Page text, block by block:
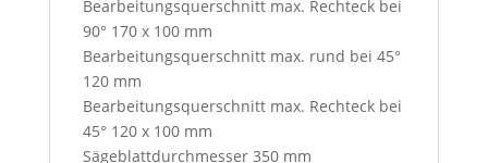
h
i
s
b
u
t
Bearbeitungsquerschnitt max. Rechteck bei
90° 170 x 100 mm
Bearbeitungsquerschnitt max. rund bei 45°
120 mm
Bearbeitungsquerschnitt max. Rechteck bei
45° 120 x 100 mm
Sägeblattdurchmesser 350 mm